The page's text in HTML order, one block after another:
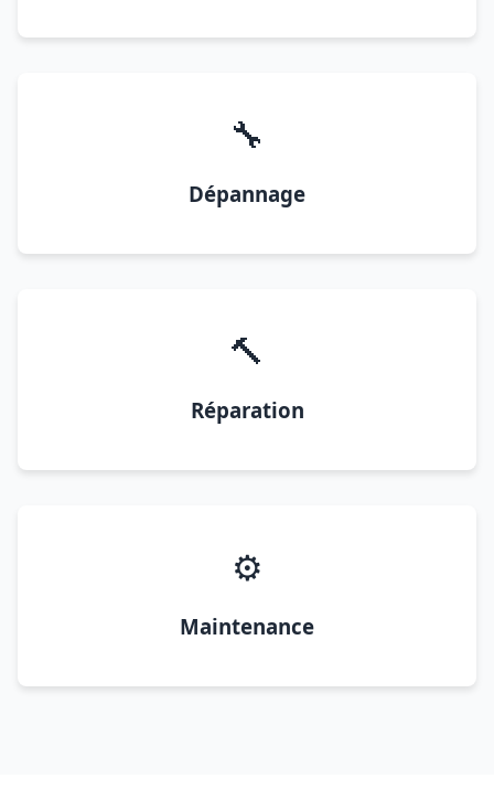
🔧
Dépannage
🔨
Réparation
⚙️
Maintenance